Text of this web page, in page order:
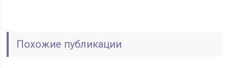
Похожие публикации